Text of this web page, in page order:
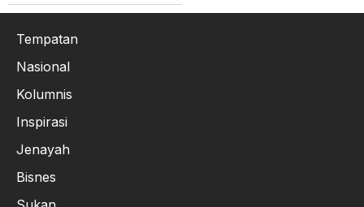
Tempatan
Nasional
Kolumnis
Inspirasi
Jenayah
Bisnes